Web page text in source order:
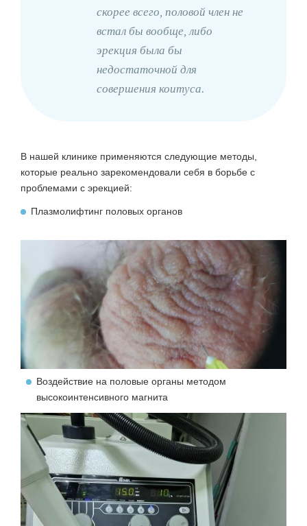
скорее всего, половой член не
встал бы вообще, либо
эрекция была бы
недостаточной для
совершения коитуса.
В нашей клинике применяются следующие методы,
которые реально зарекомендовали себя в борьбе с
проблемами с эрекцией:
Плазмолифтинг половых органов
Воздействие на половые органы методом
высокоинтенсивного магнита